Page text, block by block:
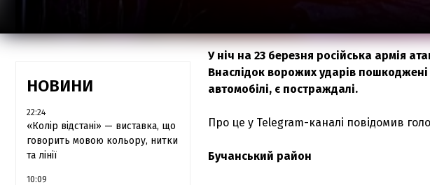
НОВИНИ
22:24
«Колір відстані» — виставка, що
говорить мовою кольору, нитки
та лінії
10:09
У ніч на 23 березня російська армія
Внаслідок ворожих ударів
автомобілі, є постраждалі.
Про це у Telegram-каналі повідомив
Бучанський район